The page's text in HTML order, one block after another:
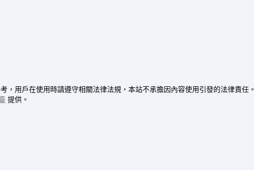
，用戶在使用時請遵守相關法律法規，本站不承擔因內容使用引發的法律責任。
提供。